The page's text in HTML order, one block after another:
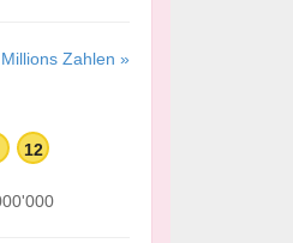
Zahlen »
12